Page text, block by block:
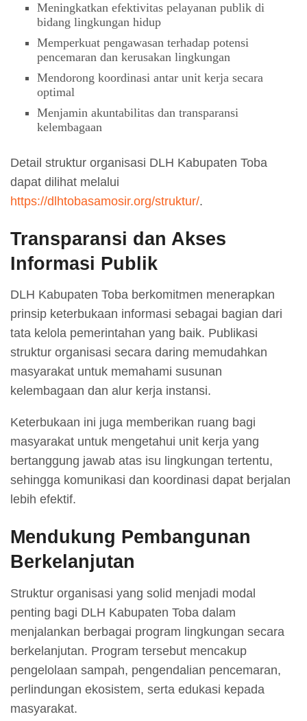
Meningkatkan efektivitas pelayanan publik di
bidang lingkungan hidup
Memperkuat pengawasan terhadap potensi
pencemaran dan kerusakan lingkungan
Mendorong koordinasi antar unit kerja secara
optimal
Menjamin akuntabilitas dan transparansi
kelembagaan
Detail struktur organisasi DLH Kabupaten Toba
dapat dilihat melalui
https://dlhtobasamosir.org/struktur/.
Transparansi dan Akses
Informasi Publik
DLH Kabupaten Toba berkomitmen menerapkan
prinsip keterbukaan informasi sebagai bagian dari
tata kelola pemerintahan yang baik. Publikasi
struktur organisasi secara daring memudahkan
masyarakat untuk memahami susunan
kelembagaan dan alur kerja instansi.
Keterbukaan ini juga memberikan ruang bagi
masyarakat untuk mengetahui unit kerja yang
bertanggung jawab atas isu lingkungan tertentu,
sehingga komunikasi dan koordinasi dapat berjalan
lebih efektif.
Mendukung Pembangunan
Berkelanjutan
Struktur organisasi yang solid menjadi modal
penting bagi DLH Kabupaten Toba dalam
menjalankan berbagai program lingkungan secara
berkelanjutan. Program tersebut mencakup
pengelolaan sampah, pengendalian pencemaran,
perlindungan ekosistem, serta edukasi kepada
masyarakat.